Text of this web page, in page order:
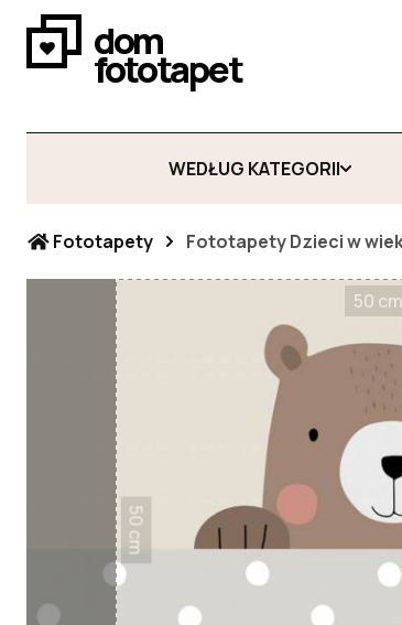
dom
fototapet
WEDŁUG KATEGORII
Fototapety Fototapety Dzieci w
50 cm
50 cm